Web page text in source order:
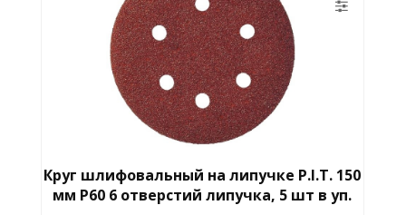
Круг шлифовальный на липучке P.I.T. 150
мм P60 6 отверстий липучка, 5 шт в уп.